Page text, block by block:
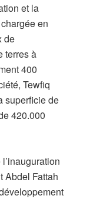
et la
en
de
terres à
400
Tewfiq
superficie de
420.000
Abdel Fattah